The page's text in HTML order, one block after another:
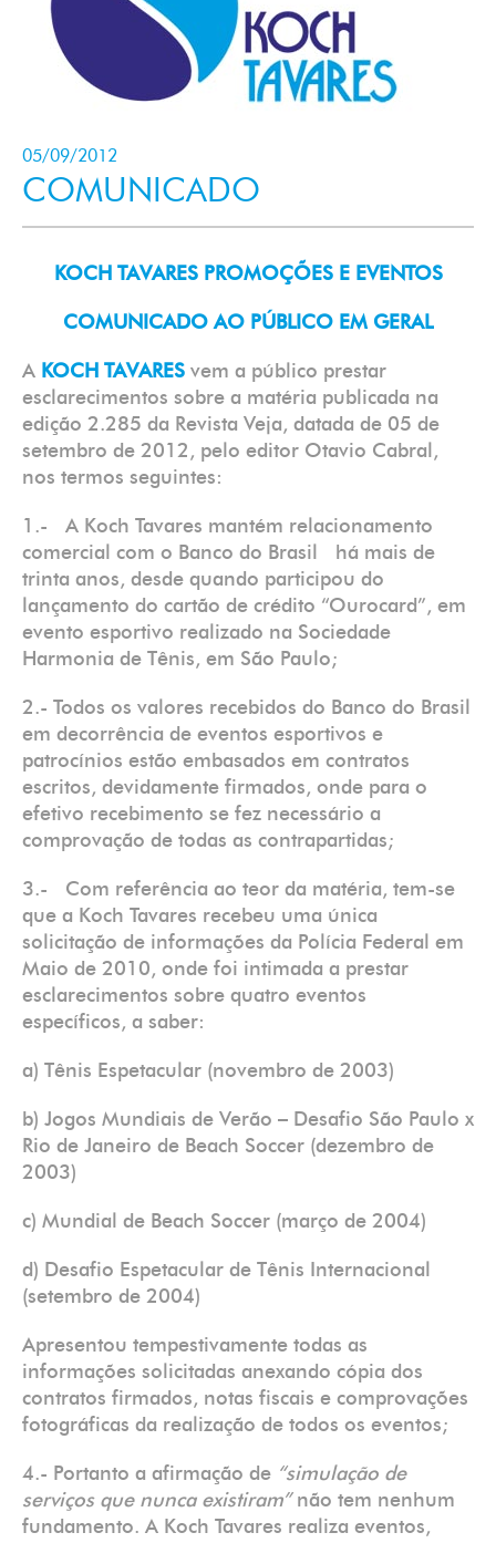
05/09/2012
COMUNICADO
KOCH TAVARES PROMOÇÕES E EVENTOS
COMUNICADO AO PÚBLICO EM GERAL
A KOCH TAVARES vem a público prestar
esclarecimentos sobre a matéria publicada na
edição 2.285 da Revista Veja, datada de 05 de
setembro de 2012, pelo editor Otavio Cabral,
nos termos seguintes:
1.- A Koch Tavares mantém relacionamento
comercial com o Banco do Brasil há mais de
trinta anos, desde quando participou do
lançamento do cartão de crédito “Ourocard”, em
evento esportivo realizado na Sociedade
Harmonia de Tênis, em São Paulo;
2.- Todos os valores recebidos do Banco do Brasil
em decorrência de eventos esportivos e
patrocínios estão embasados em contratos
escritos, devidamente firmados, onde para o
efetivo recebimento se fez necessário a
comprovação de todas as contrapartidas;
3.- Com referência ao teor da matéria, tem-se
que a Koch Tavares recebeu uma única
solicitação de informações da Polícia Federal em
Maio de 2010, onde foi intimada a prestar
esclarecimentos sobre quatro eventos
específicos, a saber:
a) Tênis Espetacular (novembro de 2003)
b) Jogos Mundiais de Verão – Desafio São Paulo x
Rio de Janeiro de Beach Soccer (dezembro de
2003)
c) Mundial de Beach Soccer (março de 2004)
d) Desafio Espetacular de Tênis Internacional
(setembro de 2004)
Apresentou tempestivamente todas as
informações solicitadas anexando cópia dos
contratos firmados, notas fiscais e comprovações
fotográficas da realização de todos os eventos;
4.- Portanto a afirmação de “simulação de
serviços que nunca existiram”não tem nenhum
fundamento. A Koch Tavares realiza eventos,